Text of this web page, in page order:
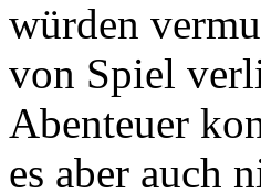
würden
von Spiel
Abenteuer
es aber auch